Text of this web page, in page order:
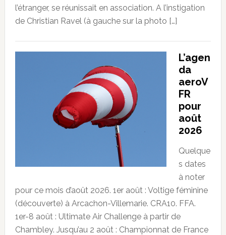
l’étranger, se réunissait en association. A l’instigation
de Christian Ravel (à gauche sur la photo […]
L’agen
da
aeroV
FR
pour
août
2026
Quelque
s dates
à noter
pour ce mois d’août 2026. 1er août : Voltige féminine
(découverte) à Arcachon-Villemarie. CRA10. FFA.
1er-8 août : Ultimate Air Challenge à partir de
Chambley. Jusqu’au 2 août : Championnat de France